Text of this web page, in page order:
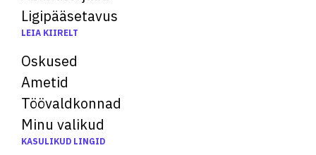
Ligipääsetavus
LEIA KIIRELT
Oskused
Ametid
Töövaldkonnad
Minu valikud
KASULIKUD LINGID